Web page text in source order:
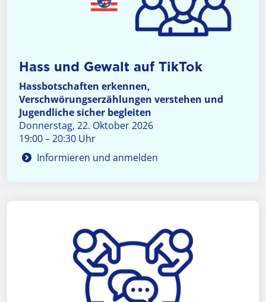
Hass und Gewalt auf TikTok
Hassbotschaften erkennen,
Verschwörungserzählungen verstehen und
Jugendliche sicher begleiten
Donnerstag, 22. Oktober 2026
19:00 – 20:30 Uhr
Informieren und anmelden